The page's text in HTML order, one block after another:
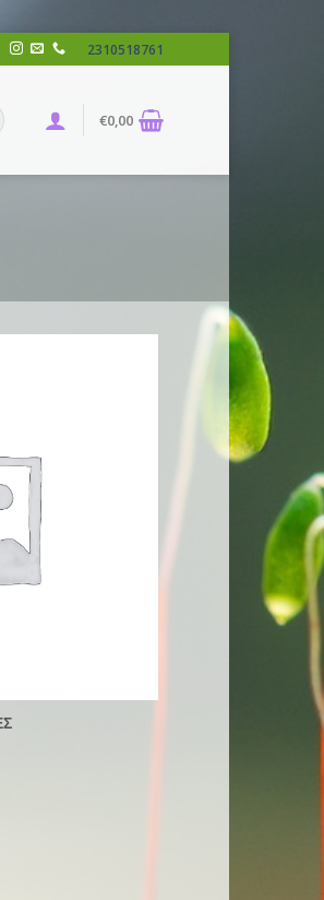
2310518761
€0,00